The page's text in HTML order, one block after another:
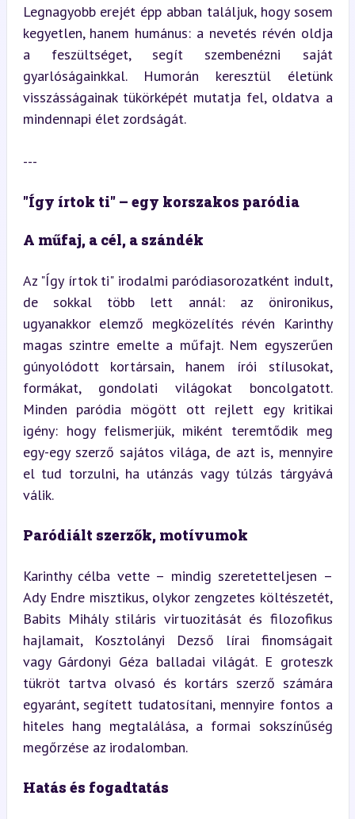
Legnagyobb erejét épp abban találjuk, hogy sosem
kegyetlen, hanem humánus: a nevetés révén oldja
a feszültséget, segít szembenézni saját
gyarlóságainkkal. Humorán keresztül életünk
visszásságainak tükörképét mutatja fel, oldatva a
mindennapi élet zordságát.
---
"Így írtok ti" – egy korszakos paródia
A műfaj, a cél, a szándék
Az "Így írtok ti" irodalmi paródiasorozatként indult,
de sokkal több lett annál: az önironikus,
ugyanakkor elemző megközelítés révén Karinthy
magas szintre emelte a műfajt. Nem egyszerűen
gúnyolódott kortársain, hanem írói stílusokat,
formákat, gondolati világokat boncolgatott.
Minden paródia mögött ott rejlett egy kritikai
igény: hogy felismerjük, miként teremtődik meg
egy-egy szerző sajátos világa, de azt is, mennyire
el tud torzulni, ha utánzás vagy túlzás tárgyává
válik.
Paródiált szerzők, motívumok
Karinthy célba vette – mindig szeretetteljesen –
Ady Endre misztikus, olykor zengzetes költészetét,
Babits Mihály stiláris virtuozitását és filozofikus
hajlamait, Kosztolányi Dezső lírai finomságait
vagy Gárdonyi Géza balladai világát. E groteszk
tükröt tartva olvasó és kortárs szerző számára
egyaránt, segített tudatosítani, mennyire fontos a
hiteles hang megtalálása, a formai sokszínűség
megőrzése az irodalomban.
Hatás és fogadtatás